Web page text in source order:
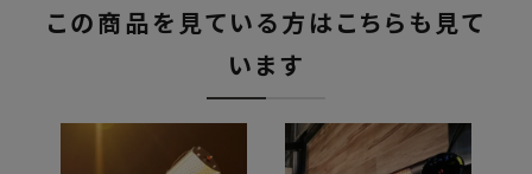
この商品を見ている方はこちらも見て
います